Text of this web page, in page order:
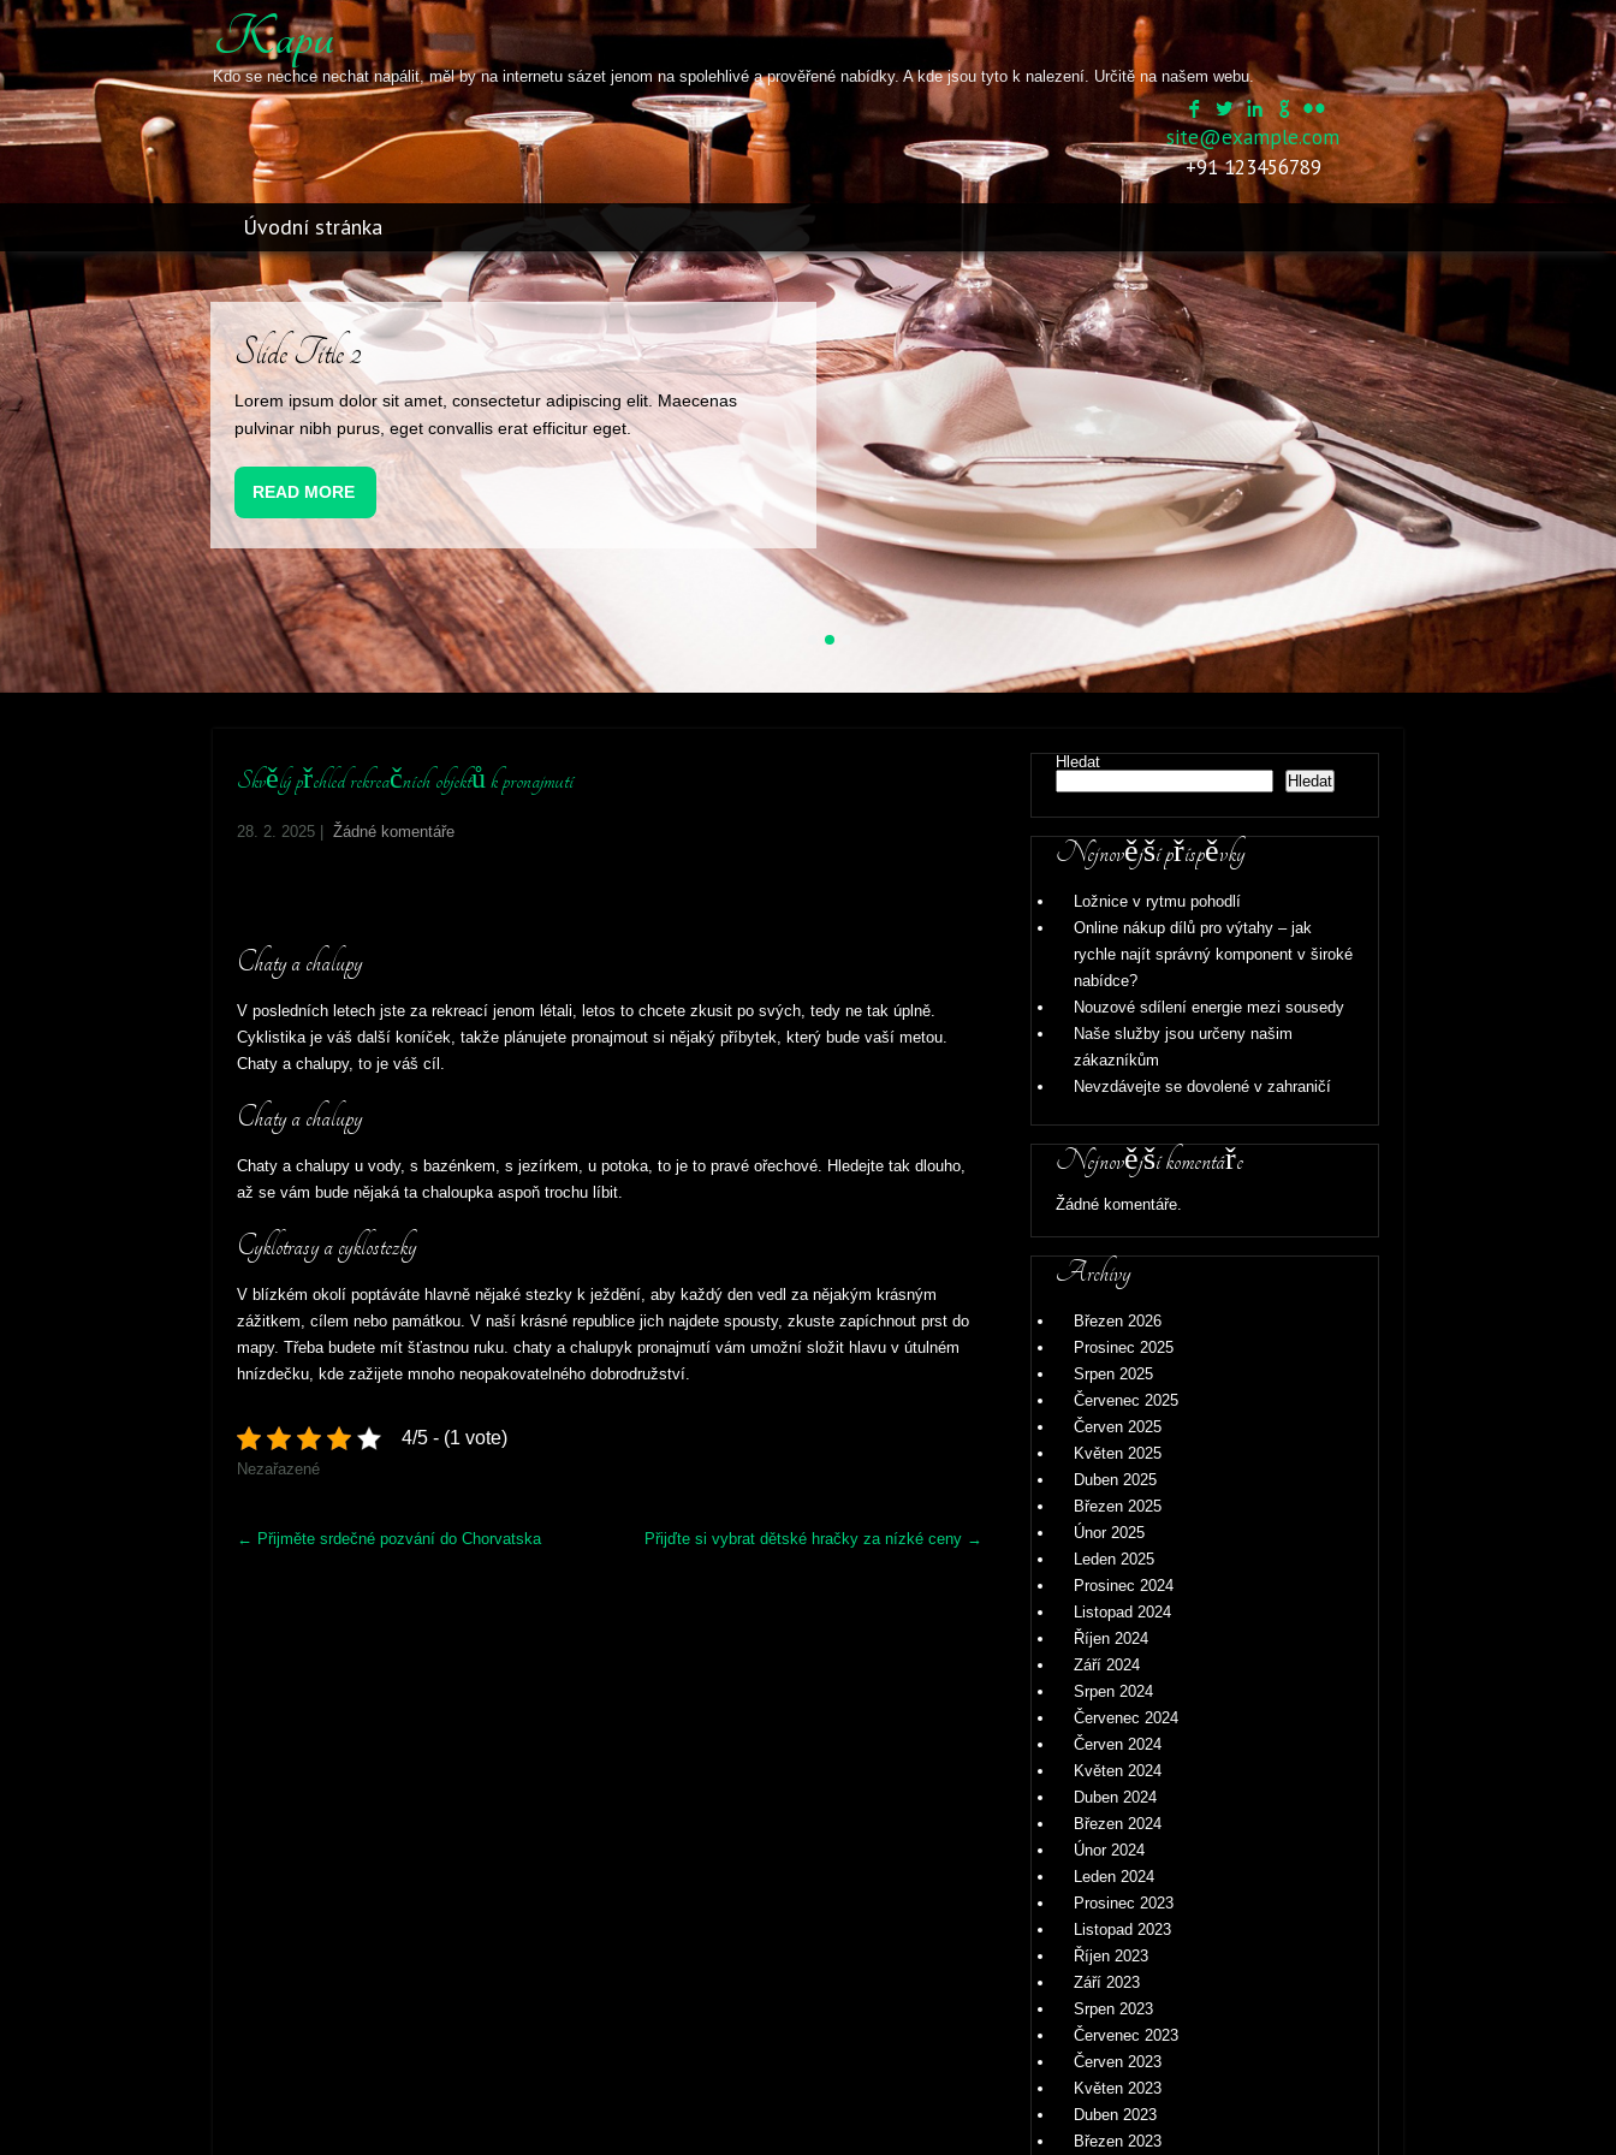
Slide Title 3
Lorem ipsum dolor sit amet, consectetur adipiscing elit. Maecenas
pulvinar nibh purus, eget convallis erat efficitur eget.
READ MORE
Kapu
Kdo se nechce nechat napálit, měl by na internetu sázet jenom na spolehlivé a prověřené nabídky. A kde jsou tyto k nalezení. Určitě na našem webu.
site@example.com
+91 123456789
Úvodní stránka
Skvělý přehled rekreačních objektů k pronajmutí
28. 2. 2025 Žádné komentáře
Chaty a chalupy
V posledních letech jste za rekreací jenom létali, letos to chcete zkusit po svých, tedy ne tak úplně.
Cyklistika je váš další koníček, takže plánujete pronajmout si nějaký příbytek, který bude vaší metou.
Chaty a chalupy, to je váš cíl.
Chaty a chalupy
Chaty a chalupy u vody, s bazénkem, s jezírkem, u potoka, to je to pravé ořechové. Hledejte tak dlouho,
až se vám bude nějaká ta chaloupka aspoň trochu líbit.
Cyklotrasy a cyklostezky
V blízkém okolí poptáváte hlavně nějaké stezky k ježdění, aby každý den vedl za nějakým krásným
zážitkem, cílem nebo památkou. V naší krásné republice jich najdete spousty, zkuste zapíchnout prst do
mapy. Třeba budete mít šťastnou ruku. chaty a chalupyk pronajmutí vám umožní složit hlavu v útulném
hnízdečku, kde zažijete mnoho neopakovatelného dobrodružství.
4/5 - (1 vote)
Nezařazené
Post
← Přijměte srdečné pozvání do Chorvatska Přijďte si vybrat dětské hračky za nízké ceny →
Hledat
Hledat
Nejnovější příspěvky
Ložnice v rytmu pohodlí
Online nákup dílů pro výtahy – jak
rychle najít správný komponent v široké
nabídce?
Nouzové sdílení energie mezi sousedy
Naše služby jsou určeny našim
zákazníkům
Nevzdávejte se dovolené v zahraničí
Nejnovější komentáře
Žádné komentáře.
Archivy
Březen 2026
Prosinec 2025
Srpen 2025
Červenec 2025
Červen 2025
Květen 2025
Duben 2025
Březen 2025
Únor 2025
Leden 2025
Prosinec 2024
Listopad 2024
Říjen 2024
Září 2024
Srpen 2024
Červenec 2024
Červen 2024
Květen 2024
Duben 2024
Březen 2024
Únor 2024
Leden 2024
Prosinec 2023
Listopad 2023
Říjen 2023
Září 2023
Srpen 2023
Červenec 2023
Červen 2023
Květen 2023
Duben 2023
Březen 2023